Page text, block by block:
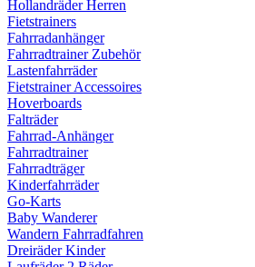
Hollandräder Herren
Fietstrainers
Fahrradanhänger
Fahrradtrainer Zubehör
Lastenfahrräder
Fietstrainer Accessoires
Hoverboards
Falträder
Fahrrad-Anhänger
Fahrradtrainer
Fahrradträger
Kinderfahrräder
Go-Karts
Baby Wanderer
Wandern Fahrradfahren
Dreiräder Kinder